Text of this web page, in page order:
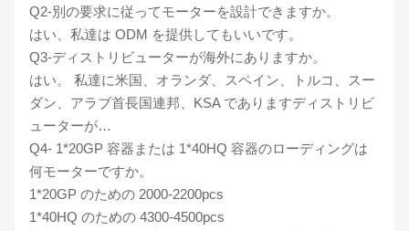
Q2-別の要求に従ってモーターを設計できますか。
はい、私達は ODM を提供してもいいです。
Q3-ディストリビューターが海外にありますか。
はい。 私達に米国、オランダ、スペイン、トルコ、スー
ダン、アラブ首長国連邦、KSA でありますディストリビ
ューターが…
Q4- 1*20GP 容器または 1*40HQ 容器のローディングは
何モーターですか。
1*20GP のための 2000-2200pcs
1*40HQ のための 4300-4500pcs